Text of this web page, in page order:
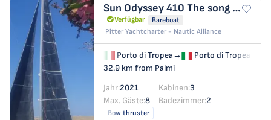
Sun Odyssey 410 The song is you
Verfügbar
Bareboat
Pitter Yachtcharter - Nautic Alliance
Porto di Tropea→
Porto di Tropea
32.9 km from Palmi
Jahr:2021 Kabinen:3
Max. Gäste:8 Badezimmer:2
Bow thruster